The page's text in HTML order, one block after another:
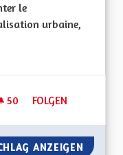
le
urbaine,
50 50 FOLLOWER
FOLGEN
REVERDISSEMENT
ANZEIGEN